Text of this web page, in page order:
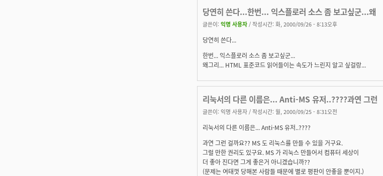
당연히 쓴다...한번... 익스플로러 소스 좀 보고싶군...왜
글쓴이: 익명 사용자 / 작성시간: 화, 2000/09/26 - 8:13오후
당연히 쓴다...
한번... 익스플로러 소스 좀 보고싶군...
왜그리... HTML 표준코드 읽어들이는 속도가 느린지 알고 싶걸랑...
리눅서의 다른 이름은... Anti-MS 유저..????과연 그런
글쓴이: 익명 사용자 / 작성시간: 월, 2000/09/25 - 8:31오전
리눅서의 다른 이름은... Anti-MS 유저..????
과연 그런 걸까요?? MS 도 리눅스를 만들 수 있을 거구요.
그럴 만한 권리도 있구요. MS 가 리눅스 만들어서 컴퓨터 세상이
더 좋아 진다면 그게 좋은거 아니겠습니까??
(문제는 여태껏 당해본 사람들 때문에 별로 평판이 안좋을 뿐이지.)